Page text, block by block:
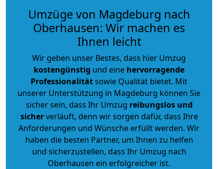
Umzüge von Magdeburg nach
Oberhausen: Wir machen es
Ihnen leicht
Wir geben unser Bestes, dass hier Umzug
kostengünstig und eine hervorragende
Professionalitätsowie Qualität bietet. Mit
unserer Unterstützung in Magdeburg können Sie
sicher sein, dass Ihr Umzug reibungslos und
sicherverläuft, denn wir sorgen dafür, dass Ihre
Anforderungen und Wünsche erfüllt werden. Wir
haben die besten Partner, um Ihnen zu helfen
und sicherzustellen, dass Ihr Umzug nach
Oberhausen ein erfolgreicher ist.